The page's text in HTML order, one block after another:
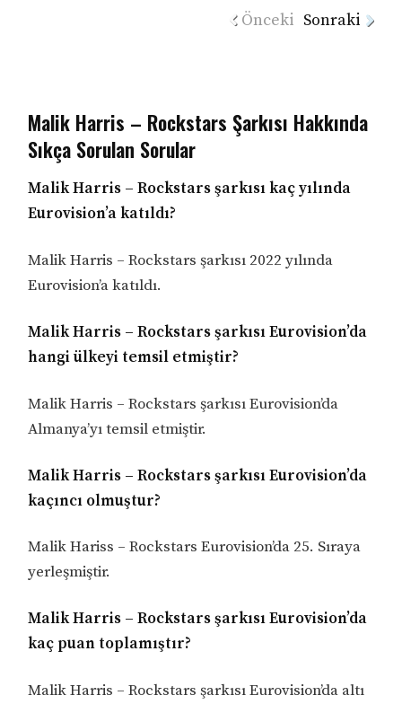
Önceki Sonraki
Malik Harris – Rockstars Şarkısı Hakkında
Sıkça Sorulan Sorular
Malik Harris – Rockstars şarkısı kaç yılında
Eurovision’a katıldı?
Malik Harris – Rockstars şarkısı 2022 yılında
Eurovision’a katıldı.
Malik Harris – Rockstars şarkısı Eurovision’da
hangi ülkeyi temsil etmiştir?
Malik Harris – Rockstars şarkısı Eurovision’da
Almanya’yı temsil etmiştir.
Malik Harris – Rockstars şarkısı Eurovision’da
kaçıncı olmuştur?
Malik Hariss – Rockstars Eurovision’da 25. Sıraya
yerleşmiştir.
Malik Harris – Rockstars şarkısı Eurovision’da
kaç puan toplamıştır?
Malik Harris – Rockstars şarkısı Eurovision’da altı